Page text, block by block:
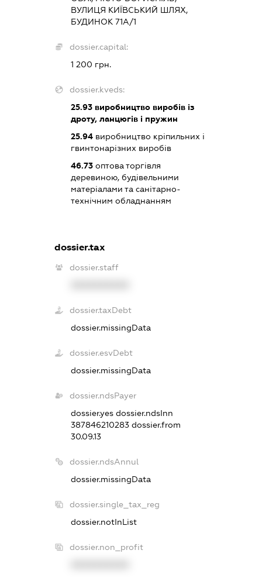
ВУЛИЦЯ КИЇВСЬКИЙ ШЛЯХ,
БУДИНОК 71А/1
dossier.capital:
1 200 грн.
dossier.kveds:
25.93виробництво виробів із
дроту, ланцюгів і пружин
25.94виробництво кріпильних і
гвинтонарізних виробів
46.73оптова торгівля
деревиною, будівельними
матеріалами та санітарно-
технічним обладнанням
dossier.tax
dossier.staff
dossier.taxDebt
dossier.missingData
dossier.esvDebt
dossier.missingData
dossier.ndsPayer
dossier.yes dossier.ndsInn
387846210283 dossier.from
30.09.13
dossier.ndsAnnul
dossier.missingData
dossier.single_tax_reg
dossier.notInList
dossier.non_profit